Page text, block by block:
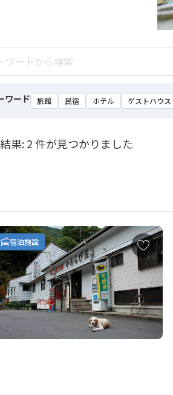
ワード 旅館 民宿 ホテル ゲストハウス
果: 2 件が見つかりました
宿泊施設
お
気
に
入
り
に
追
加